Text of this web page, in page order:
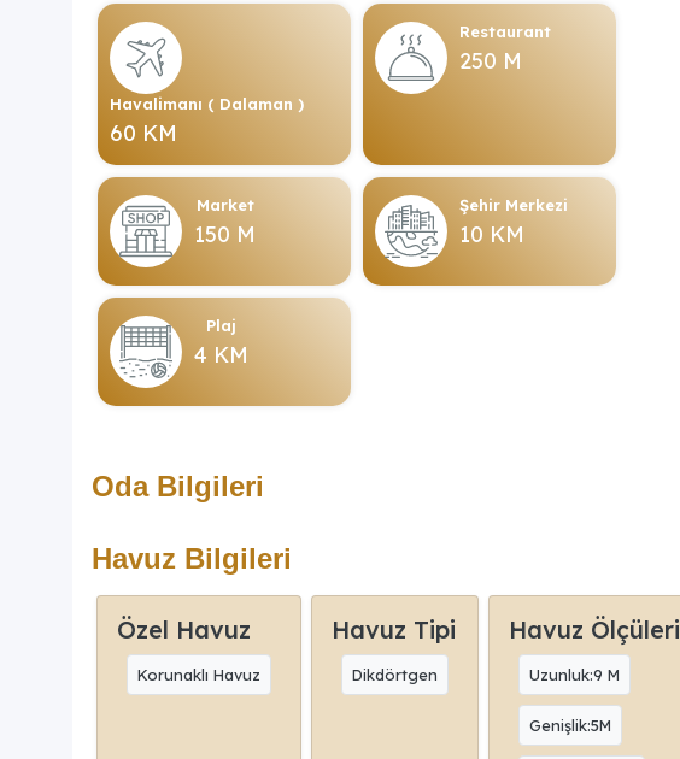
Havalimanı ( Dalaman )
60 KM
Restaurant
250 M
Market
150 M
Şehir Merkezi
10 KM
Plaj
4 KM
Oda Bilgileri
Havuz Bilgileri
Özel Havuz
Korunaklı Havuz
Havuz Tipi
Dikdörtgen
Havuz Ölçüleri
Uzunluk:9 M
Genişlik:5M